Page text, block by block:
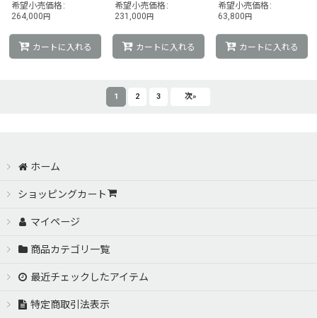
希望小売価格 :
264,000円
カートに入れる
希望小売価格 :
231,000円
カートに入れる
希望小売価格 :
63,800円
カートに入れる
1 2 3 次»
ホーム
ショッピングカート
マイページ
商品カテゴリ一覧
最近チェックしたアイテム
特定商取引法表示